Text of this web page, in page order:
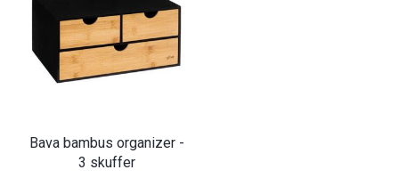
Bava bambus organizer -
3 skuffer